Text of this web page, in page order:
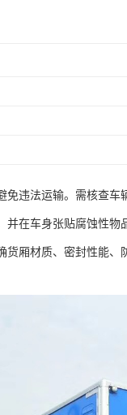
违法运输。需核查车
并在车身张贴腐蚀性
厢材质、密封性能、